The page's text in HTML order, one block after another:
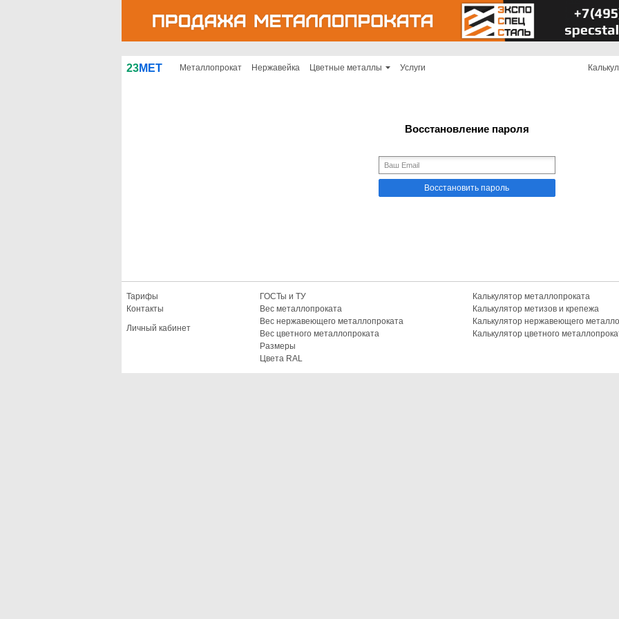
23МЕТ Металлопрокат Нержавейка Цветные металлы Услуги
Восстановление пароля
Тарифы
Контакты
Личный кабинет
ГОСТы и ТУ
Вес металлопроката
Вес нержавеющего металлопроката
Вес цветного металлопроката
Размеры
Цвета RAL
Калькулятор металлопроката
Калькулятор метизов и крепежа
Калькулятор нержавеющего
Калькулятор цветного